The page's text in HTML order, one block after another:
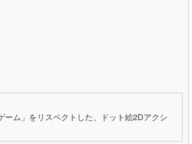
ム」をリスペクトした、ドット絵2Dアクシ